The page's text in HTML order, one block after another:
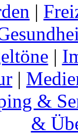
|
|
|
&
&